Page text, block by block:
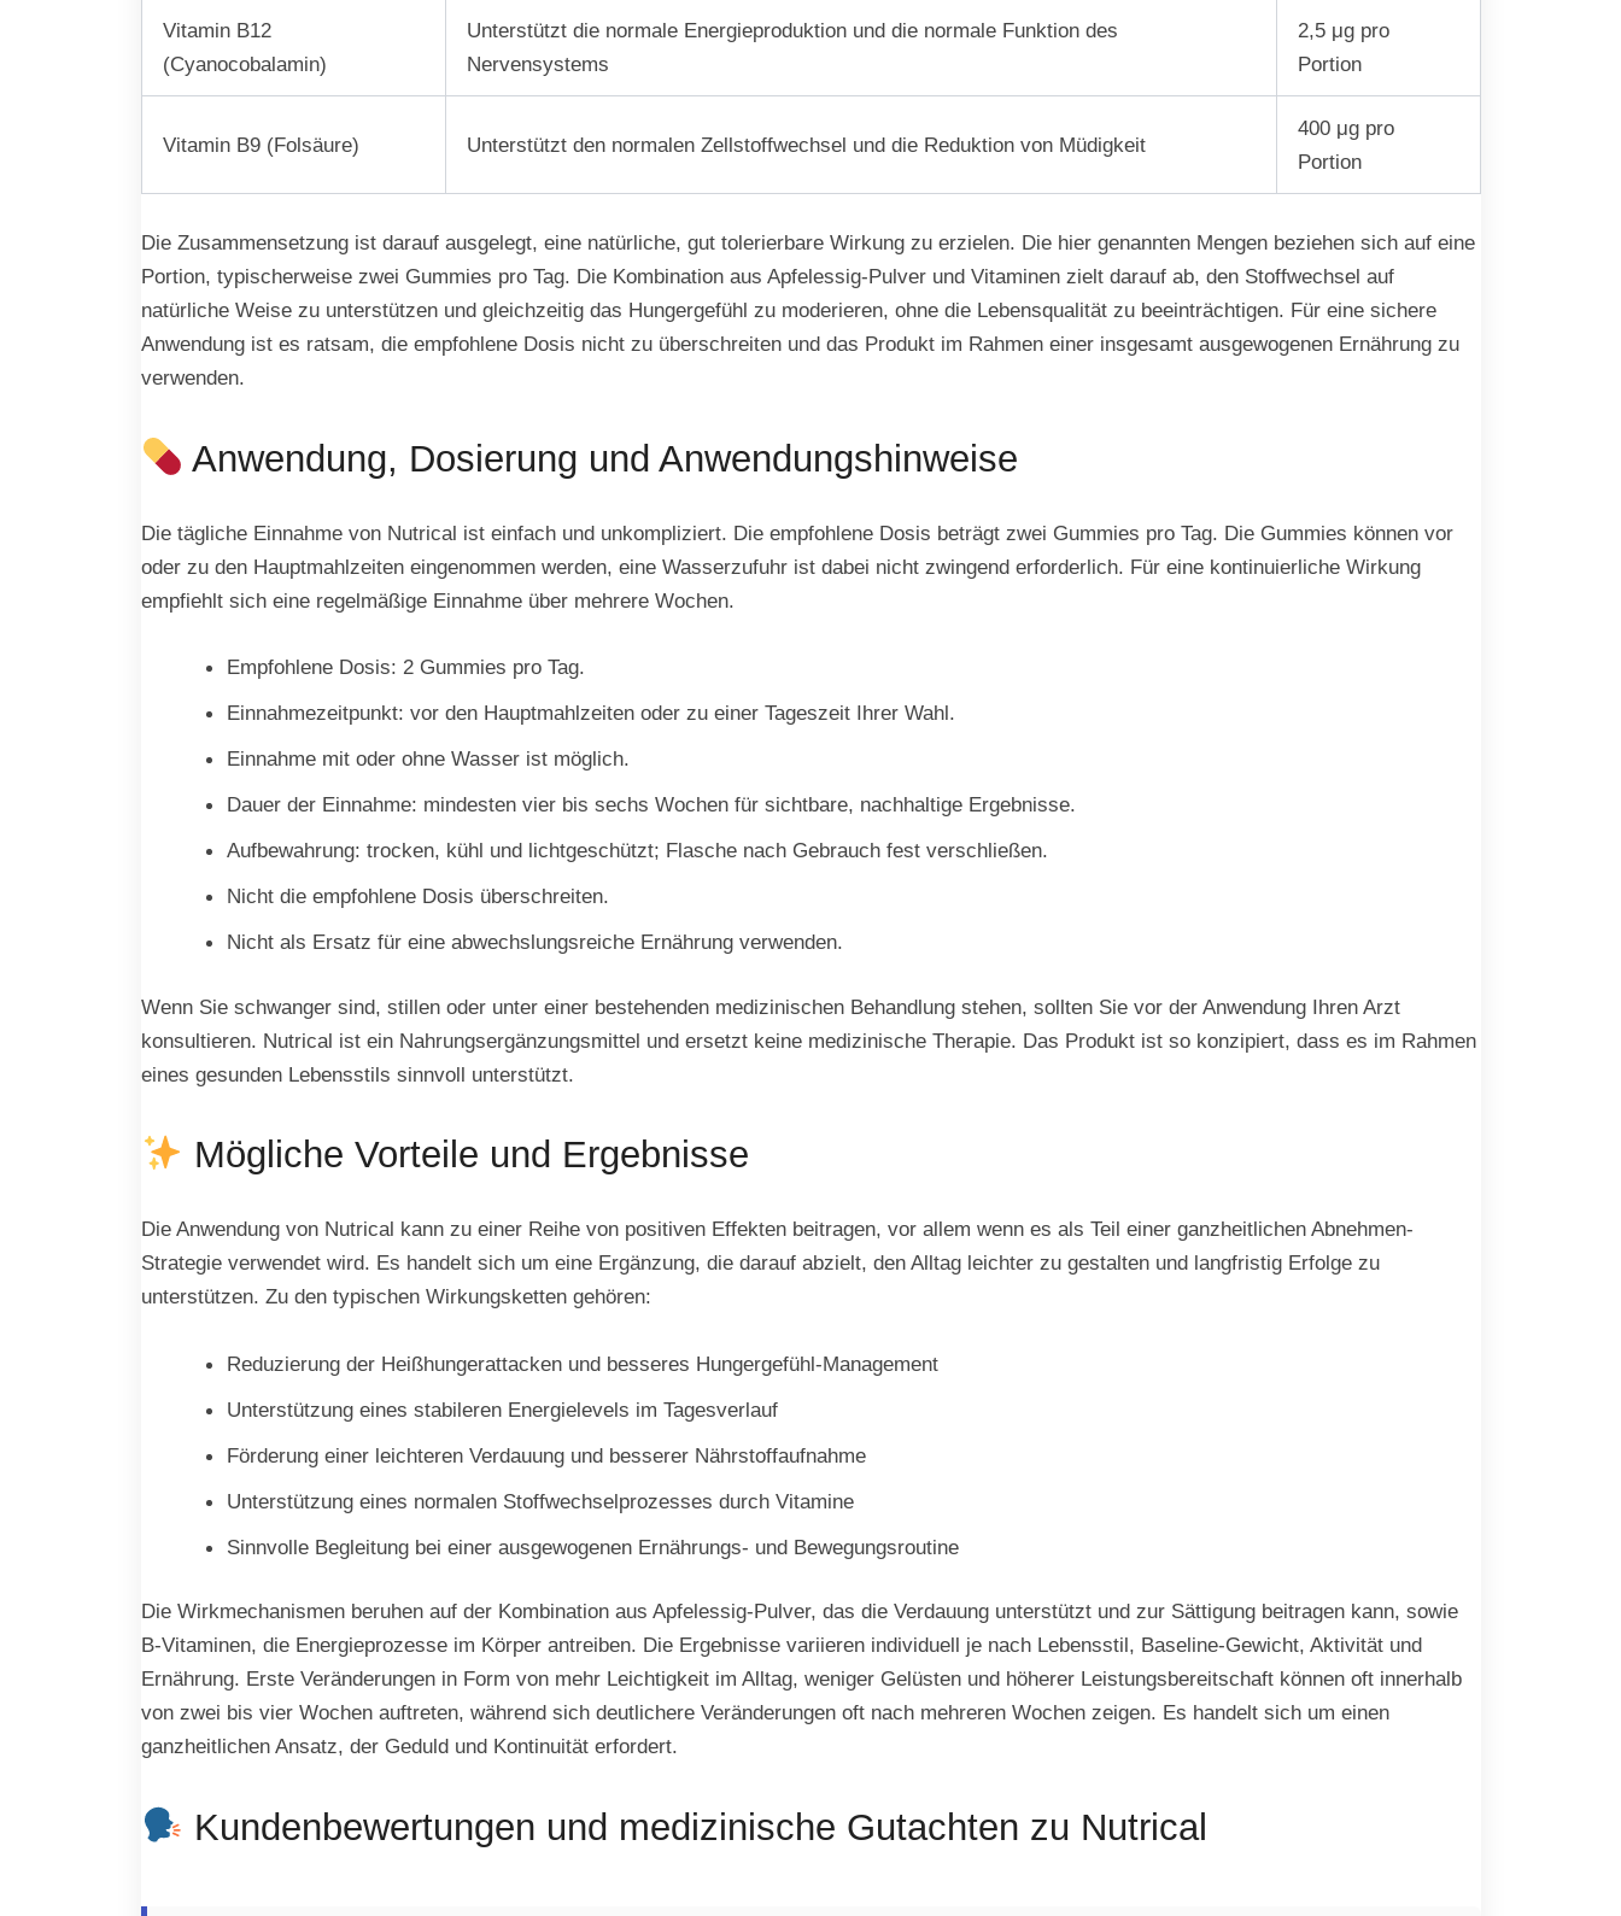
Vitamin B12
(Cyanocobalamin)
Unterstützt die normale Energieproduktion und die normale Funktion des
Nervensystems
2,5 μg pro
Portion
Vitamin B9 (Folsäure) Unterstützt den normalen Zellstoffwechsel und die Reduktion von Müdigkeit
400 μg pro
Portion
Die Zusammensetzung ist darauf ausgelegt, eine natürliche, gut tolerierbare Wirkung zu erzielen. Die hier genannten Mengen beziehen sich auf eine
Portion, typischerweise zwei Gummies pro Tag. Die Kombination aus Apfelessig-Pulver und Vitaminen zielt darauf ab, den Stoffwechsel auf
natürliche Weise zu unterstützen und gleichzeitig das Hungergefühl zu moderieren, ohne die Lebensqualität zu beeinträchtigen. Für eine sichere
Anwendung ist es ratsam, die empfohlene Dosis nicht zu überschreiten und das Produkt im Rahmen einer insgesamt ausgewogenen Ernährung zu
verwenden.
Anwendung, Dosierung und Anwendungshinweise
Die tägliche Einnahme von Nutrical ist einfach und unkompliziert. Die empfohlene Dosis beträgt zwei Gummies pro Tag. Die Gummies können vor
oder zu den Hauptmahlzeiten eingenommen werden, eine Wasserzufuhr ist dabei nicht zwingend erforderlich. Für eine kontinuierliche Wirkung
empfiehlt sich eine regelmäßige Einnahme über mehrere Wochen.
Empfohlene Dosis: 2 Gummies pro Tag.
Einnahmezeitpunkt: vor den Hauptmahlzeiten oder zu einer Tageszeit Ihrer Wahl.
Einnahme mit oder ohne Wasser ist möglich.
Dauer der Einnahme: mindesten vier bis sechs Wochen für sichtbare, nachhaltige Ergebnisse.
Aufbewahrung: trocken, kühl und lichtgeschützt; Flasche nach Gebrauch fest verschließen.
Nicht die empfohlene Dosis überschreiten.
Nicht als Ersatz für eine abwechslungsreiche Ernährung verwenden.
Wenn Sie schwanger sind, stillen oder unter einer bestehenden medizinischen Behandlung stehen, sollten Sie vor der Anwendung Ihren Arzt
konsultieren. Nutrical ist ein Nahrungsergänzungsmittel und ersetzt keine medizinische Therapie. Das Produkt ist so konzipiert, dass es im Rahmen
eines gesunden Lebensstils sinnvoll unterstützt.
Mögliche Vorteile und Ergebnisse
Die Anwendung von Nutrical kann zu einer Reihe von positiven Effekten beitragen, vor allem wenn es als Teil einer ganzheitlichen Abnehmen-
Strategie verwendet wird. Es handelt sich um eine Ergänzung, die darauf abzielt, den Alltag leichter zu gestalten und langfristig Erfolge zu
unterstützen. Zu den typischen Wirkungsketten gehören:
Reduzierung der Heißhungerattacken und besseres Hungergefühl-Management
Unterstützung eines stabileren Energielevels im Tagesverlauf
Förderung einer leichteren Verdauung und besserer Nährstoffaufnahme
Unterstützung eines normalen Stoffwechselprozesses durch Vitamine
Sinnvolle Begleitung bei einer ausgewogenen Ernährungs- und Bewegungsroutine
Die Wirkmechanismen beruhen auf der Kombination aus Apfelessig-Pulver, das die Verdauung unterstützt und zur Sättigung beitragen kann, sowie
B-Vitaminen, die Energieprozesse im Körper antreiben. Die Ergebnisse variieren individuell je nach Lebensstil, Baseline-Gewicht, Aktivität und
Ernährung. Erste Veränderungen in Form von mehr Leichtigkeit im Alltag, weniger Gelüsten und höherer Leistungsbereitschaft können oft innerhalb
von zwei bis vier Wochen auftreten, während sich deutlichere Veränderungen oft nach mehreren Wochen zeigen. Es handelt sich um einen
ganzheitlichen Ansatz, der Geduld und Kontinuität erfordert.
Kundenbewertungen und medizinische Gutachten zu Nutrical